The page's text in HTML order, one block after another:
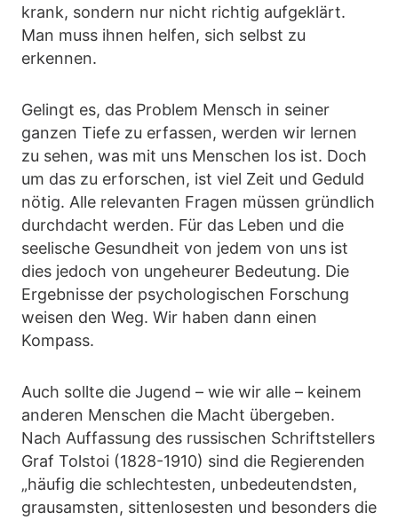
krank, sondern nur nicht richtig aufgeklärt.
Man muss ihnen helfen, sich selbst zu
erkennen.
Gelingt es, das Problem Mensch in seiner
ganzen Tiefe zu erfassen, werden wir lernen
zu sehen, was mit uns Menschen los ist. Doch
um das zu erforschen, ist viel Zeit und Geduld
nötig. Alle relevanten Fragen müssen gründlich
durchdacht werden. Für das Leben und die
seelische Gesundheit von jedem von uns ist
dies jedoch von ungeheurer Bedeutung. Die
Ergebnisse der psychologischen Forschung
weisen den Weg. Wir haben dann einen
Kompass.
Auch sollte die Jugend – wie wir alle – keinem
anderen Menschen die Macht übergeben.
Nach Auffassung des russischen Schriftstellers
Graf Tolstoi (1828-1910) sind die Regierenden
„häufig die schlechtesten, unbedeutendsten,
grausamsten, sittenlosesten und besonders die